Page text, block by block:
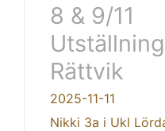
8 & 9/11
Rättvik
2025-11-11
Nikki 3a i Ukl